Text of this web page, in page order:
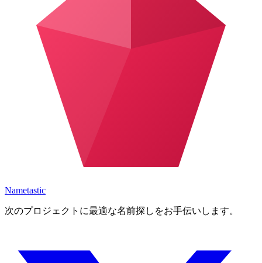
Nametastic
次のプロジェクトに最適な名前探しをお手伝いします。